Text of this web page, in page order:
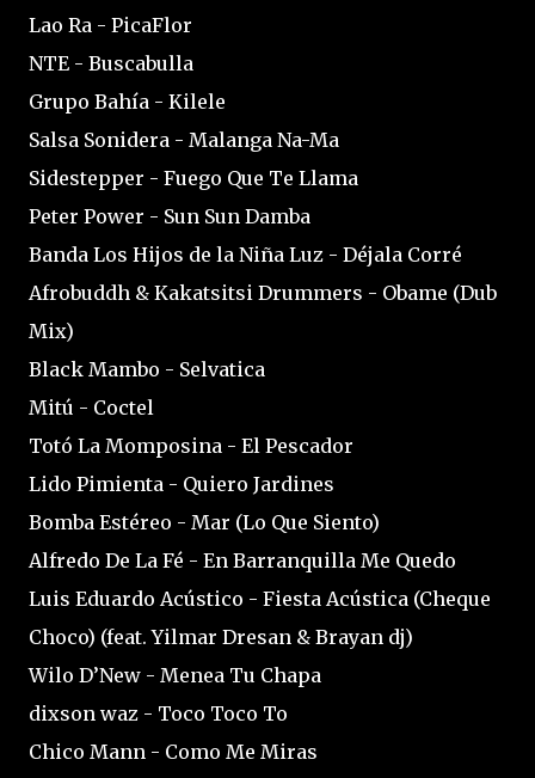
Lao Ra - PicaFlor
NTE - Buscabulla
Grupo Bahía - Kilele
Salsa Sonidera - Malanga Na-Ma
Sidestepper - Fuego Que Te Llama
Peter Power - Sun Sun Damba
Banda Los Hijos de la Niña Luz - Déjala Corré
Afrobuddh & Kakatsitsi Drummers - Obame (Dub
Mix)
Black Mambo - Selvatica
Mitú - Coctel
Totó La Momposina - El Pescador
Lido Pimienta - Quiero Jardines
Bomba Estéreo - Mar (Lo Que Siento)
Alfredo De La Fé - En Barranquilla Me Quedo
Luis Eduardo Acústico - Fiesta Acústica (Cheque
Choco) (feat. Yilmar Dresan & Brayan dj)
Wilo D’New - Menea Tu Chapa
dixson waz - Toco Toco To
Chico Mann - Como Me Miras